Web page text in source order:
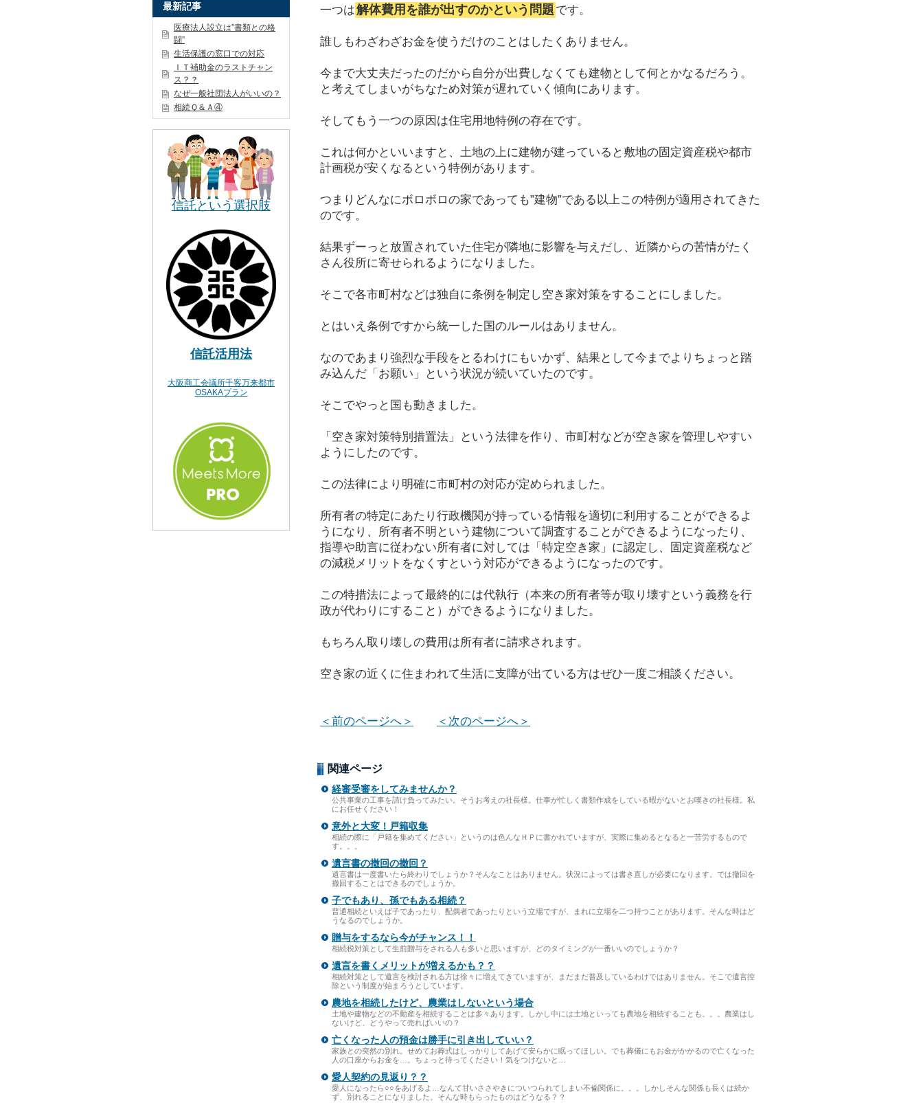
一つは解体費用を誰が出すのかという問題 です。
誰しもわざわざお金を使うだけのことはしたくありません。
今まで大丈夫だったのだから自分が出費しなくても建物として何とかなるだろう。
と考えてしまいがちなため対策が遅れていく傾向にあります。
そしてもう一つの原因は住宅用地特例の存在です。
これは何かといいますと、土地の上に建物が建っていると敷地の固定資産税や都市
計画税が安くなるという特例があります。
つまりどんなにボロボロの家であっても”建物”である以上この特例が適用されてきた
のです。
結果ずーっと放置されていた住宅が隣地に影響を与えだし、近隣からの苦情がたく
さん役所に寄せられるようになりました。
そこで各市町村などは独自に条例を制定し空き家対策をすることにしました。
とはいえ条例ですから統一した国のルールはありません。
なのであまり強烈な手段をとるわけにもいかず、結果として今までよりちょっと踏
み込んだ「お願い」という状況が続いていたのです。
そこでやっと国も動きました。
「空き家対策特別措置法」という法律を作り、市町村などが空き家を管理しやすい
ようにしたのです。
この法律により明確に市町村の対応が定められました。
所有者の特定にあたり行政機関が持っている情報を適切に利用することができるよ
うになり、所有者不明という建物について調査することができるようになったり、
指導や助言に従わない所有者に対しては「特定空き家」に認定し、固定資産税など
の減税メリットをなくすという対応ができるようになったのです。
この特措法によって最終的には代執行（本来の所有者等が取り壊すという義務を行
政が代わりにすること）ができるようになりました。
もちろん取り壊しの費用は所有者に請求されます。
空き家の近くに住まわれて生活に支障が出ている方はぜひ一度ご相談ください。
＜前のページへ＞ ＜次のページへ＞
関連ページ
経審受審をしてみませんか？
公共事業の工事を請け負ってみたい。そうお考えの社長様。仕事が忙しく書類作成をしている暇がないとお嘆きの社長様。私
にお任せください！
意外と大変！戸籍収集
相続の際に「戸籍を集めてください」というのは色んなＨＰに書かれていますが、実際に集めるとなると一苦労するもので
す。。。
遺言書の撤回の撤回？
遺言書は一度書いたら終わりでしょうか？そんなことはありません。状況によっては書き直しが必要になります。では撤回を
撤回することはできるのでしょうか。
子でもあり、孫でもある相続？
普通相続といえば子であったり、配偶者であったりという立場ですが、まれに立場を二つ持つことがあります。そんな時はど
うなるのでしょうか。
贈与をするなら今がチャンス！！
相続税対策として生前贈与をされる人も多いと思いますが、どのタイミングが一番いいのでしょうか？
遺言を書くメリットが増えるかも？？
相続対策として遺言を検討される方は徐々に増えてきていますが、まだまだ普及しているわけではありません。そこで遺言控
除という制度が始まろうとしています。
農地を相続したけど、農業はしないという場合
土地や建物などの不動産を相続することは多々あります。しかし中には土地といっても農地を相続することも。。。農業はし
ないけど、どうやって売ればいいの？
亡くなった人の預金は勝手に引き出していい？
家族との突然の別れ。せめてお葬式はしっかりしてあげて安らかに眠ってほしい。でも葬儀にもお金がかかるので亡くなった
人の口座からお金を…。ちょっと待ってください！気をつけないと…
愛人契約の見返り？？
愛人になったら○○をあげるよ…なんて甘いささやきについつられてしまい不倫関係に。。。しかしそんな関係も長くは続か
ず、別れることになりました。そんな時もらったものはどうなる？？
最新記事
医療法人設立は”書類との格
闘”
生活保護の窓口での対応
ＩＴ補助金のラストチャン
ス？？
なぜ一般社団法人がいいの？
相続Ｑ＆Ａ④
信託という選択肢
信託活用法
大阪商工会議所千客万来都市
OSAKAプラン